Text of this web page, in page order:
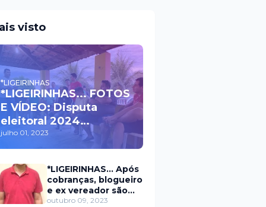
visto
*LIGEIRINHAS
*LIGEIRINHAS... FOTOS
E VÍDEO: Disputa
eleitoral 2024
movimenta políticos
da oposição em Itaú na
escolha do candidato
a prefeito
julho 01, 2023
*LIGEIRINHAS... Após
cobranças, blogueiro
e ex vereador são
xingados pelo
outubro 09, 2023